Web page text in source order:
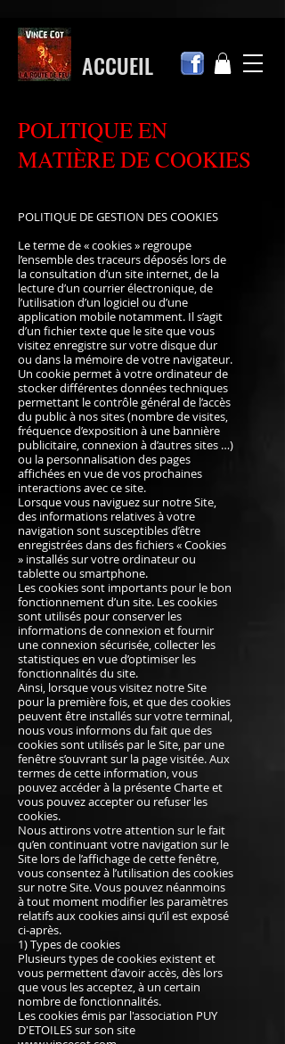
ACCUEIL
POLITIQUE EN
MATIÈRE DE COOKIES
POLITIQUE DE GESTION DES COOKIES
Le terme de « cookies » regroupe
l’ensemble des traceurs déposés lors de
la consultation d’un site internet, de la
lecture d’un courrier électronique, de
l’utilisation d’un logiciel ou d’une
application mobile notamment. Il s’agit
d’un fichier texte que le site que vous
visitez enregistre sur votre disque dur
ou dans la mémoire de votre navigateur.
Un cookie permet à votre ordinateur de
stocker différentes données techniques
permettant le contrôle général de l’accès
du public à nos sites (nombre de visites,
fréquence d’exposition à une bannière
publicitaire, connexion à d’autres sites …)
ou la personnalisation des pages
affichées en vue de vos prochaines
interactions avec ce site.
Lorsque vous naviguez sur notre Site,
des informations relatives à votre
navigation sont susceptibles d’être
enregistrées dans des fichiers « Cookies
» installés sur votre ordinateur ou
tablette ou smartphone.
Les cookies sont importants pour le bon
fonctionnement d’un site. Les cookies
sont utilisés pour conserver les
informations de connexion et fournir
une connexion sécurisée, collecter les
statistiques en vue d’optimiser les
fonctionnalités du site.
Ainsi, lorsque vous visitez notre Site
pour la première fois, et que des cookies
peuvent être installés sur votre terminal,
nous vous informons du fait que des
cookies sont utilisés par le Site, par une
fenêtre s’ouvrant sur la page visitée. Aux
termes de cette information, vous
pouvez accéder à la présente Charte et
vous pouvez accepter ou refuser les
cookies.
Nous attirons votre attention sur le fait
qu’en continuant votre navigation sur le
Site lors de l’affichage de cette fenêtre,
vous consentez à l’utilisation des cookies
sur notre Site. Vous pouvez néanmoins
à tout moment modifier les paramètres
relatifs aux cookies ainsi qu’il est exposé
ci-après.
1) Types de cookies
Plusieurs types de cookies existent et
vous permettent d’avoir accès, dès lors
que vous les acceptez, à un certain
nombre de fonctionnalités.
Les cookies émis par l'association PUY
D'ETOILES sur son site